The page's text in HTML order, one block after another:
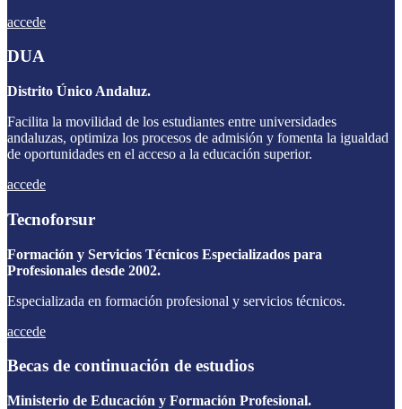
accede
DUA
Distrito Único Andaluz.
Facilita la movilidad de los estudiantes entre universidades
andaluzas, optimiza los procesos de admisión y fomenta la igualdad
de oportunidades en el acceso a la educación superior.
accede
Tecnoforsur
Formación y Servicios Técnicos Especializados para
Profesionales desde 2002.
Especializada en formación profesional y servicios técnicos.
accede
Becas de continuación de estudios
Ministerio de Educación y Formación Profesional.